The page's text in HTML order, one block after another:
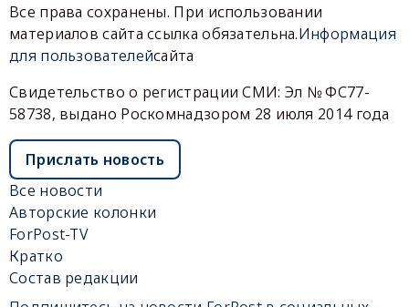
Все права сохранены. При использовании
материалов сайта ссылка обязательна.Информация
для пользователейсайта
Свидетельство о регистрации СМИ: Эл № ФС77-
58738, выдано Роскомнадзором 28 июля 2014 года
Прислать новость
Все новости
Авторские колонки
ForPost-TV
Кратко
Состав редакции